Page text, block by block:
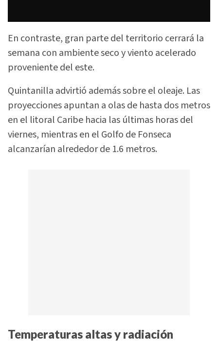
En contraste, gran parte del territorio cerrará la
semana con ambiente seco y viento acelerado
proveniente del este.
Quintanilla advirtió además sobre el oleaje. Las
proyecciones apuntan a olas de hasta dos metros
en el litoral Caribe hacia las últimas horas del
viernes, mientras en el Golfo de Fonseca
alcanzarían alrededor de 1.6 metros.
Temperaturas altas y radiación